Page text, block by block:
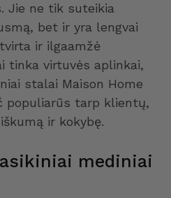
Jie ne tik suteikia
bet ir yra lengvai
ir ilgaamžė
tinka virtuvės aplinkai,
stalai Maison Home
populiarūs tarp klientų,
ir kokybę.
mediniai